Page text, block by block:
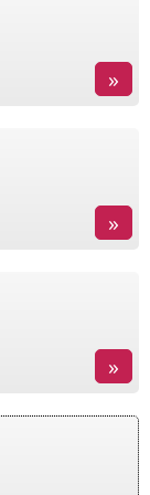
»
»
»